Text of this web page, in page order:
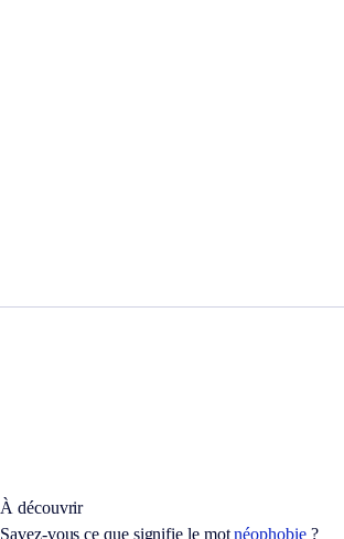
À découvrir
Savez-vous ce que signifie le motnéophobie?